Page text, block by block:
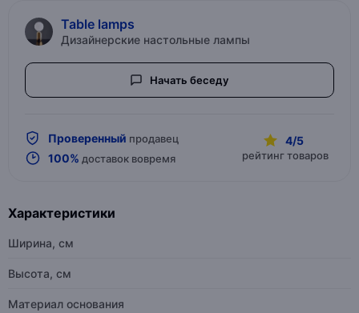
Table lamps
Дизайнерские настольные лампы
Начать беседу
Проверенный продавец
100% доставок вовремя
4/5
рейтинг товаров
Характеристики
Ширина, см
Высота, см
Материал основания